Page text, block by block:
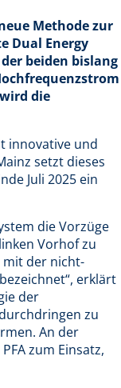
Methode zur
Dual Energy
beiden bislang
die
innovative und
setzt dieses
Juli 2025 ein
die Vorzüge
Vorhof zu
mit der nicht-
erklärt
der
zu
An der
zum Einsatz,